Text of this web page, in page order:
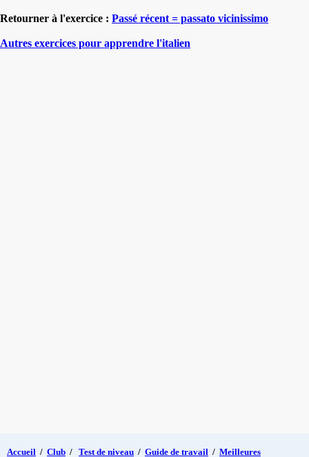
Retourner à l'exercice : Passé récent = passato vicinissimo
Autres exercices pour apprendre l'italien
Accueil / Club / Test de niveau / Guide de travail / Meilleures